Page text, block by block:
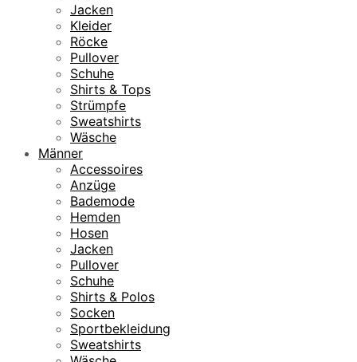
Jacken
Kleider
Röcke
Pullover
Schuhe
Shirts & Tops
Strümpfe
Sweatshirts
Wäsche
Männer
Accessoires
Anzüge
Bademode
Hemden
Hosen
Jacken
Pullover
Schuhe
Shirts & Polos
Socken
Sportbekleidung
Sweatshirts